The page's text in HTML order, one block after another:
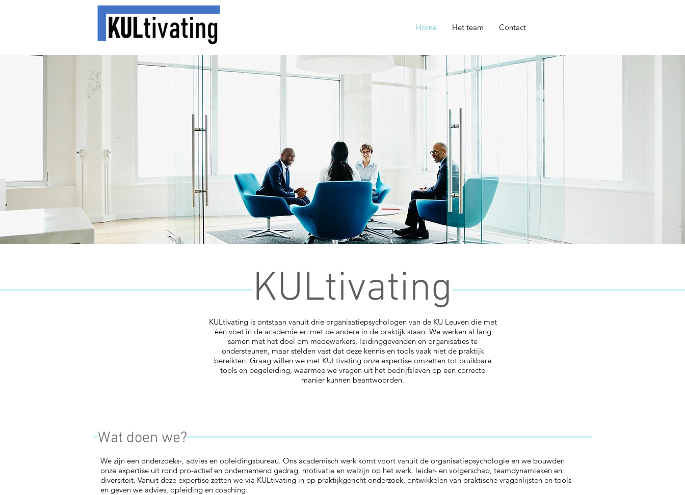
Home Het team Contact
KULtivating
KULtivating is ontstaan vanuit drie organisatiepsychologen van de KU Leuven die met
één voet in de academie en met de andere in de praktijk staan. We werken al lang
samen met het doel om medewerkers, leidinggevenden en organisaties te
ondersteunen, maar stelden vast dat deze kennis en tools vaak niet de praktijk
bereikten. Graag willen we met KULtivating onze expertise omzetten tot bruikbare
tools en begeleiding, waarmee we vragen uit het bedrijfsleven op een correcte
manier kunnen beantwoorden.
Wat doen we?
We zijn een onderzoeks-, advies en opleidingsbureau. Ons academisch werk komt voort vanuit de organisatiepsychologie en we bouwden
onze expertise uit rond pro-actief en ondernemend gedrag, motivatie en welzijn op het werk, leider- en volgerschap, teamdynamieken en
diversiteit. Vanuit deze expertise zetten we via KULtivating in op praktijkgericht onderzoek, ontwikkelen van praktische vragenlijsten en tools
en geven we advies, opleiding en coaching.